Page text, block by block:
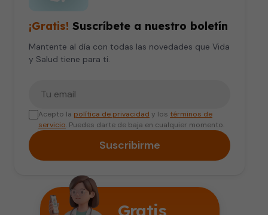
¡Gratis! Suscríbete a nuestro boletín
Mantente al día con todas las novedades que Vida
y Salud tiene para ti.
Acepto la política de privacidad y los términos de
servicio. Puedes darte de baja en cualquier momento.
Suscribirme
Gratis